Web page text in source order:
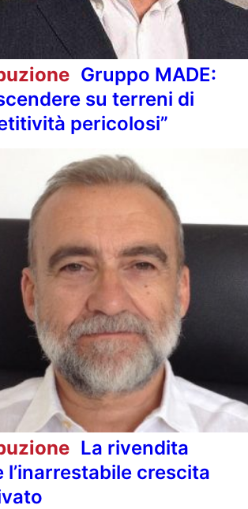
Gruppo MADE:
su terreni di
pericolosi”
La rivendita
l’inarrestabile crescita